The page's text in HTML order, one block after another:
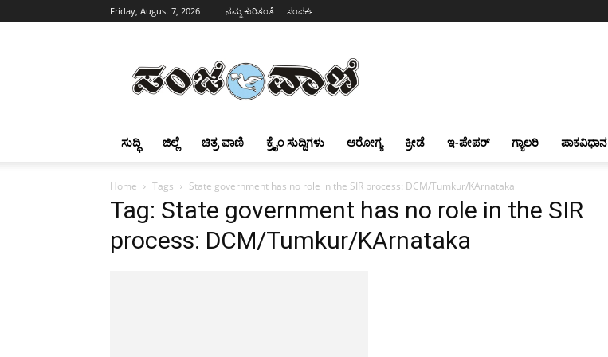
Friday, August 7, 2026 ನಮ್ಮ ಕುರಿತಂತೆ ಸಂಪರ್ಕ
ಸುದ್ಧಿ ಜಿಲ್ಲೆ ಚಿತ್ರ ವಾಣಿ ಕ್ರೈಂ ಸುದ್ದಿಗಳು ಆರೋಗ್ಯ ಕ್ರೀಡೆ ಇ-ಪೇಪರ್ ಗ್ಯಾಲರಿ ಪಾಕವಿಧಾನ
Home Tags State government has no role in the SIR process: DCM/Tumkur/KArnataka
Tag: State government has no role in the SIR
process: DCM/Tumkur/KArnataka